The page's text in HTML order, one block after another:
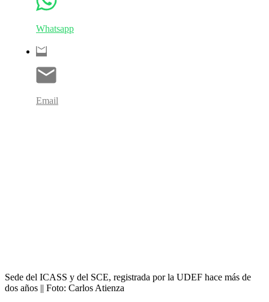
Whatsapp
Email
Sede del ICASS y del SCE, registrada por la UDEF hace más de
dos años || Foto: Carlos Atienza